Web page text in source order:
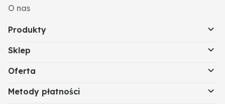
O nas
Produkty
Sklep
Oferta
Metody płatności